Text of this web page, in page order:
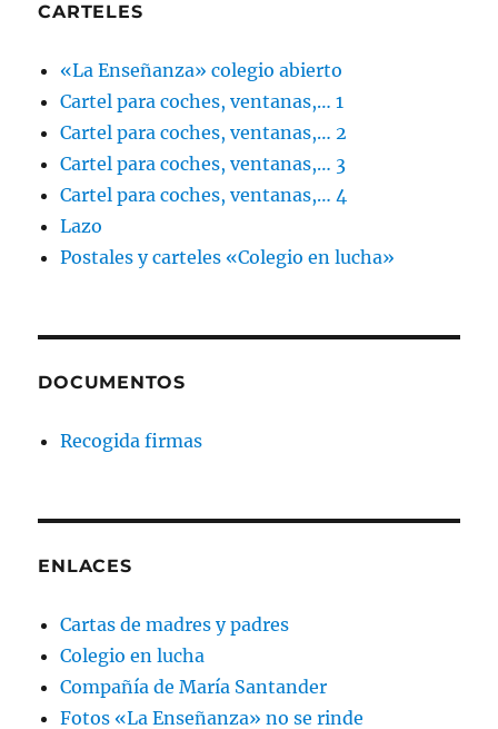
CARTELES
«La Enseñanza» colegio abierto
Cartel para coches, ventanas,… 1
Cartel para coches, ventanas,… 2
Cartel para coches, ventanas,… 3
Cartel para coches, ventanas,… 4
Lazo
Postales y carteles «Colegio en lucha»
DOCUMENTOS
Recogida firmas
ENLACES
Cartas de madres y padres
Colegio en lucha
Compañía de María Santander
Fotos «La Enseñanza» no se rinde